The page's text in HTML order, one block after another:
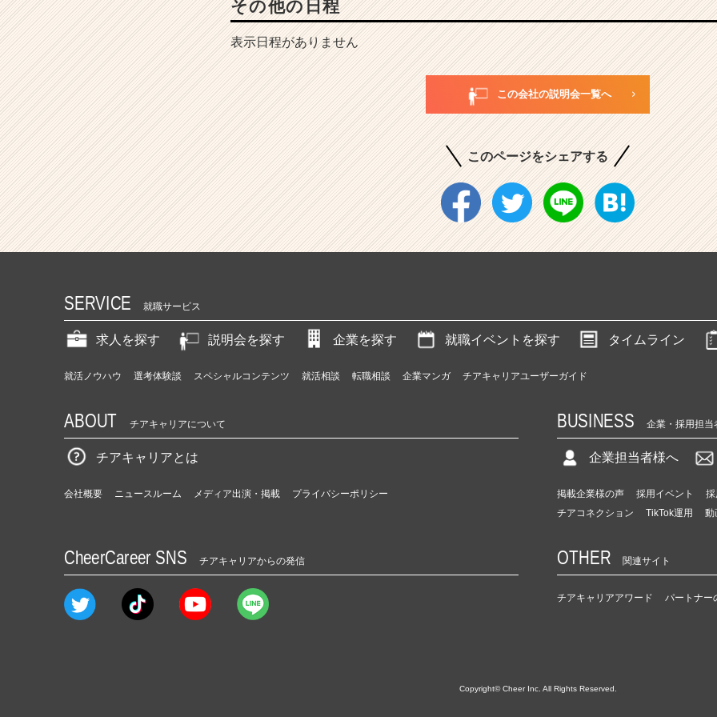
その他の日程
表示日程がありません
この会社の説明会一覧へ
このページをシェアする
SERVICE 就職サービス
求人を探す 説明会を探す 企業を探す 就職イベントを探す タイムライン
就活ノウハウ 選考体験談 スペシャルコンテンツ 就活相談 転職相談 企業マンガ チアキャリアユーザーガイド
ABOUT チアキャリアについて
チアキャリアとは
会社概要 ニュースルーム メディア出演・掲載 プライバシーポリシー
BUSINESS 企業・採用担当
企業担当者様へ
掲載企業様の声 採用イベント
チアコネクション
TikTok運用 動
CheerCareer SNS チアキャリアからの発信 OTHER 関連サイト
チアキャリアアワード パートナー
Copyright© Cheer Inc. All Rights Reserved.